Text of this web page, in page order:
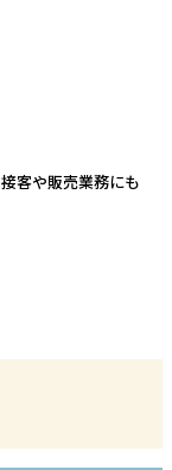
接客や販売業務にも